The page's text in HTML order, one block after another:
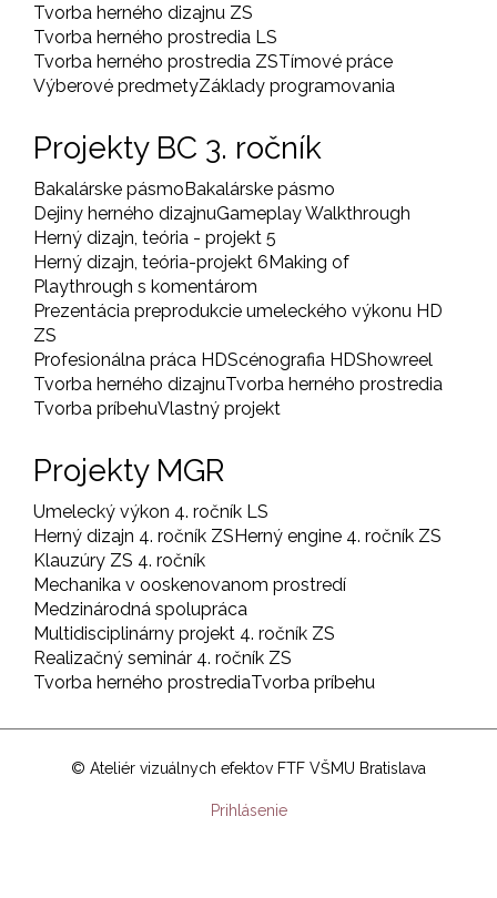
Tvorba herného dizajnu ZS
Tvorba herného prostredia LS
Tvorba herného prostredia ZSTímové práce
Výberové predmetyZáklady programovania
Projekty BC 3. ročník
Bakalárske pásmoBakalárske pásmo
Dejiny herného dizajnuGameplay Walkthrough
Herný dizajn, teória - projekt 5
Herný dizajn, teória-projekt 6Making of
Playthrough s komentárom
Prezentácia preprodukcie umeleckého výkonu HD
ZS
Profesionálna práca HDScénografia HDShowreel
Tvorba herného dizajnuTvorba herného prostredia
Tvorba príbehuVlastný projekt
Projekty MGR
Umelecký výkon 4. ročník LS
Herný dizajn 4. ročník ZSHerný engine 4. ročník ZS
Klauzúry ZS 4. ročník
Mechanika v ooskenovanom prostredí
Medzinárodná spolupráca
Multidisciplinárny projekt 4. ročník ZS
Realizačný seminár 4. ročník ZS
Tvorba herného prostrediaTvorba príbehu
© Ateliér vizuálnych efektov FTF VŠMU Bratislava
Prihlásenie